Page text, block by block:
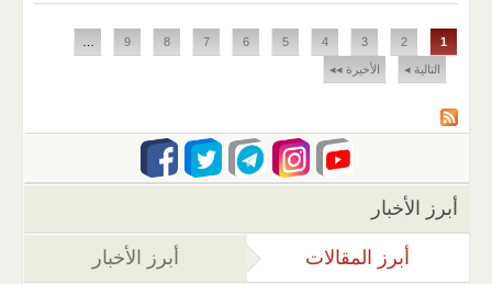
الصفحات
1
2
3
4
5
6
7
8
9
التالية ◂ الأخيرة ◂◂
أبرز الأخبار
أبرز المقالات (علامة التبويب النشطة)
أبرز الأخبار